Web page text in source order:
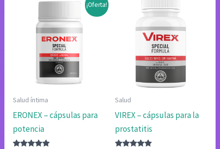
¡Oferta!
Salud íntima
ERONEX – cápsulas para
potencia
Salud
VIREX – cápsulas para la
prostatitis